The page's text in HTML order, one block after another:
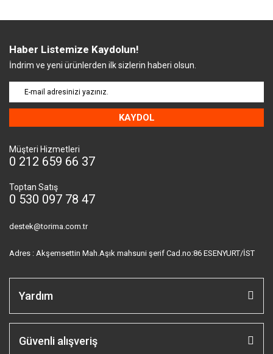
Haber Listemize Kaydolun!
İndrim ve yeni ürünlerden ilk sizlerin haberi olsun.
KAYDOL
Müşteri Hizmetleri
0 212 659 66 37
Toptan Satış
0 530 097 78 47
destek@torima.com.tr
Adres : Akşemsettin Mah.Aşık mahsuni şerif Cad.no:86 ESENYURT/İST
Yardım
Güvenli alışveriş